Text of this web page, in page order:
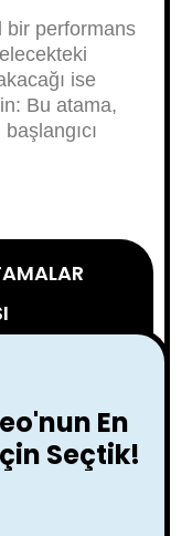
bir performans
ise
Bu atama,
En
Seçtik!